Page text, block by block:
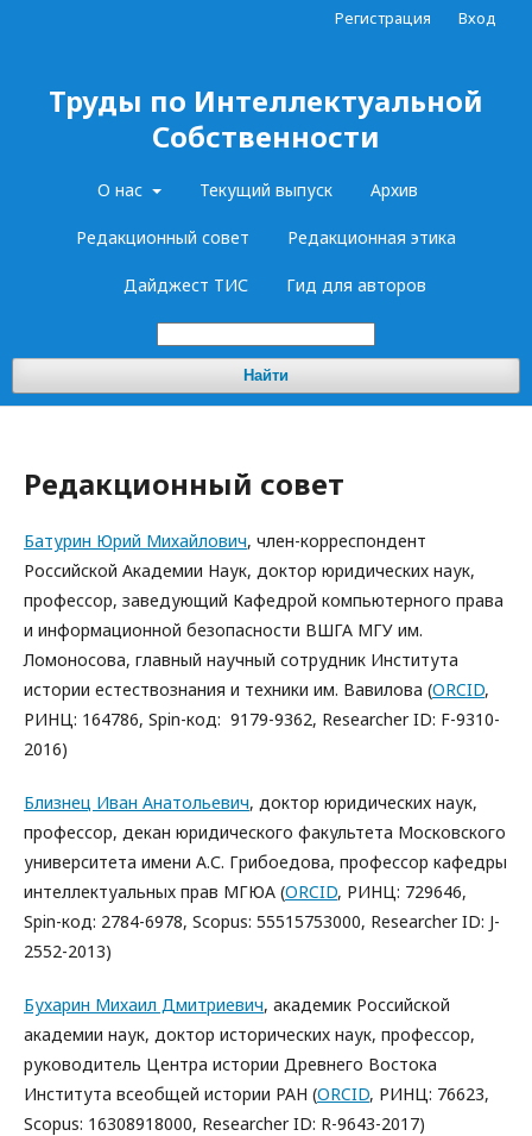
Труды по Интеллектуальной
Собственности
О нас Текущий выпуск Архив
Редакционный совет Редакционная этика
Дайджест ТИС Гид для авторов
Найти
Регистрация Вход
Редакционный совет
Батурин Юрий Михайлович, член-корреспондент
Российской Академии Наук, доктор юридических наук,
профессор, заведующий Кафедрой компьютерного права
и информационной безопасности ВШГА МГУ им.
Ломоносова, главный научный сотрудник Института
истории естествознания и техники им. Вавилова (ORCID,
РИНЦ: 164786, Spin-код: 9179-9362, Researcher ID: F-9310-
2016)
Близнец Иван Анатольевич, доктор юридических наук,
профессор, декан юридического факультета Московского
университета имени А.С. Грибоедова, профессор кафедры
интеллектуальных прав МГЮА (ORCID, РИНЦ: 729646,
Spin-код: 2784-6978, Scopus: 55515753000, Researcher ID: J-
2552-2013)
Бухарин Михаил Дмитриевич, академик Российской
академии наук, доктор исторических наук, профессор,
руководитель Центра истории Древнего Востока
Института всеобщей истории РАН (ORCID, РИНЦ: 76623,
Scopus: 16308918000, Researcher ID: R-9643-2017)